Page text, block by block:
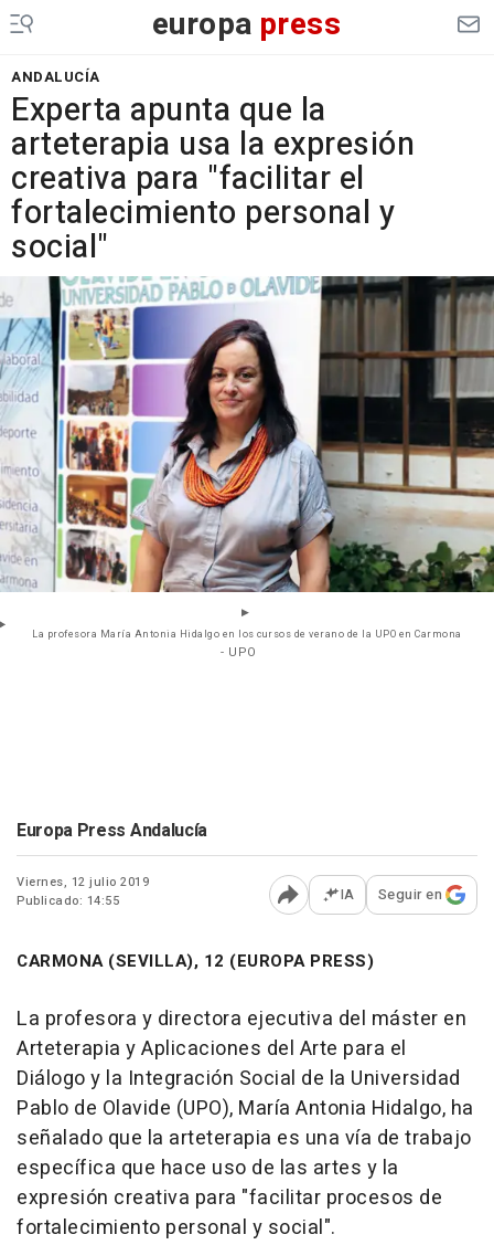
europa press
ANDALUCÍA
Experta apunta que la
arteterapia usa la expresión
creativa para "facilitar el
fortalecimiento personal y
social"
La profesora María Antonia Hidalgo en los cursos de verano de la UPO en Carmona
- UPO
Europa Press Andalucía
Viernes, 12 julio 2019
Publicado: 14:55
Abrir opciones para
IA Seguir en
CARMONA (SEVILLA), 12 (EUROPA PRESS)
La profesora y directora ejecutiva del máster en
Arteterapia y Aplicaciones del Arte para el
Diálogo y la Integración Social de la Universidad
Pablo de Olavide (UPO), María Antonia Hidalgo, ha
señalado que la arteterapia es una vía de trabajo
específica que hace uso de las artes y la
expresión creativa para "facilitar procesos de
fortalecimiento personal y social".